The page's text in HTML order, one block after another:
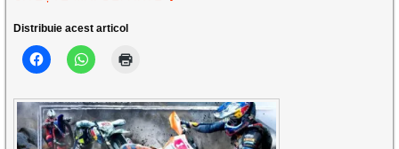
Distribuie acest articol